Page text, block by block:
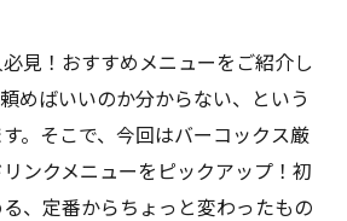
見！おすすめメニューをご紹介し
めばいいのか分からない、という
。そこで、今回はバーコックス厳
ンクメニューをピックアップ！初
、定番からちょっと変わったもの